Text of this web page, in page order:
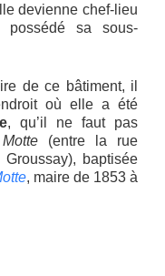
devienne chef-lieu
possédé sa sous-
de ce bâtiment, il
où elle a été
, qu’il ne faut pas
(entre la rue
baptisée
, maire de 1853 à